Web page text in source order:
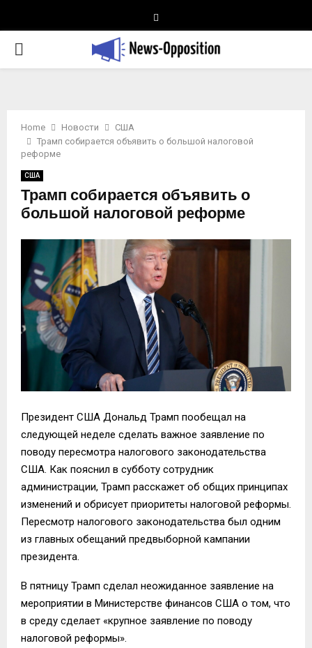
PRIMARY
Home Новости
США
Трамп собирается объявить о большой налоговой
реформе
США
Трамп собирается объявить о
большой налоговой реформе
Президент США Дональд Трамп пообещал на
следующей неделе сделать важное заявление по
поводу пересмотра налогового законодательства
США. Как пояснил в субботу сотрудник
администрации, Трамп расскажет об общих принципах
изменений и обрисует приоритеты налоговой реформы.
Пересмотр налогового законодательства был одним
из главных обещаний предвыборной кампании
президента.
В пятницу Трамп сделал неожиданное заявление на
мероприятии в Министерстве финансов США о том, что
в среду сделает «крупное заявление по поводу
налоговой реформы».